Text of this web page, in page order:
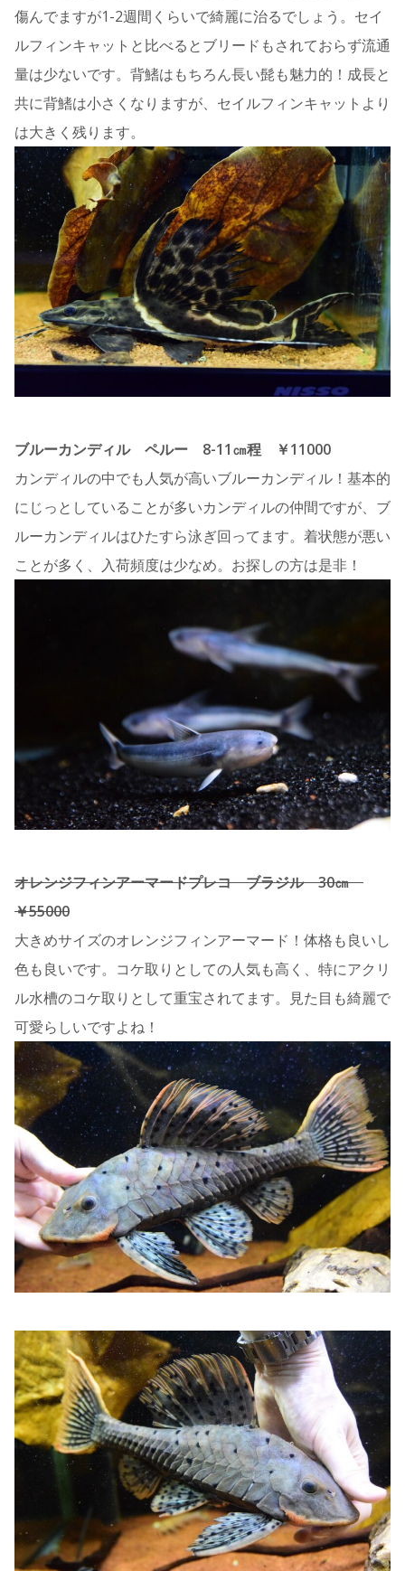
傷んでますが1-2週間くらいで綺麗に治るでしょう。セイ
ルフィンキャットと比べるとブリードもされておらず流通
量は少ないです。背鰭はもちろん長い髭も魅力的！成長と
共に背鰭は小さくなりますが、セイルフィンキャットより
は大きく残ります。
ブルーカンディル ペルー 8-11㎝程 ￥11000
カンディルの中でも人気が高いブルーカンディル！基本的
にじっとしていることが多いカンディルの仲間ですが、ブ
ルーカンディルはひたすら泳ぎ回ってます。着状態が悪い
ことが多く、入荷頻度は少なめ。お探しの方は是非！
オレンジフィンアーマードプレコ ブラジル 30㎝
￥55000
大きめサイズのオレンジフィンアーマード！体格も良いし
色も良いです。コケ取りとしての人気も高く、特にアクリ
ル水槽のコケ取りとして重宝されてます。見た目も綺麗で
可愛らしいですよね！